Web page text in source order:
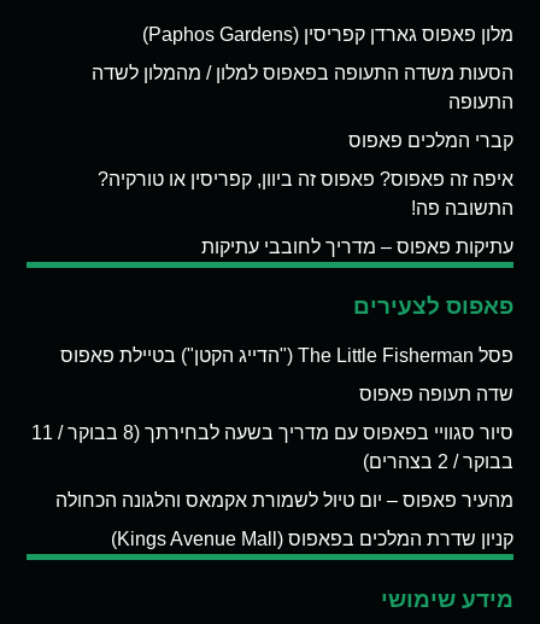
מלון פאפוס גארדן קפריסין (Paphos Gardens)
הסעות משדה התעופה בפאפוס למלון / מהמלון לשדה
התעופה
קברי המלכים פאפוס
איפה זה פאפוס? פאפוס זה ביוון, קפריסין או טורקיה?
התשובה פה!
עתיקות פאפוס – מדריך לחובבי עתיקות
פאפוס לצעירים
פסל The Little Fisherman ("הדייג הקטן") בטיילת פאפוס
שדה תעופה פאפוס
סיור סגוויי בפאפוס עם מדריך בשעה לבחירתך (8 בבוקר / 11
בבוקר / 2 בצהרים)
מהעיר פאפוס – יום טיול לשמורת אקמאס והלגונה הכחולה
קניון שדרת המלכים בפאפוס (Kings Avenue Mall)
מידע שימושי